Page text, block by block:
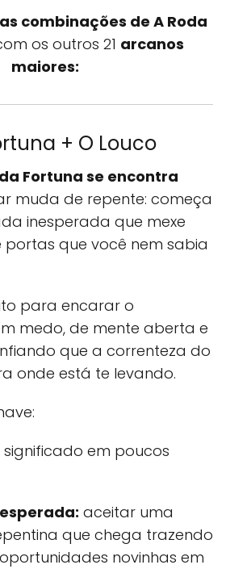
combinações de A Roda
os outros 21 arcanos
maiores:
+ O Louco
Fortuna se encontra
muda de repente: começa
inesperada que mexe
que você nem sabia
para encarar o
medo, de mente aberta e
que a correnteza do
onde está te levando.
em poucos
aceitar uma
que chega trazendo
novinhas em